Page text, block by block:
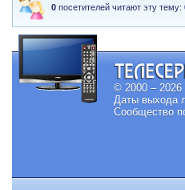
0 посетителей читают эту тему:
© 2000 – 2026
Даты выхода
Сообщество